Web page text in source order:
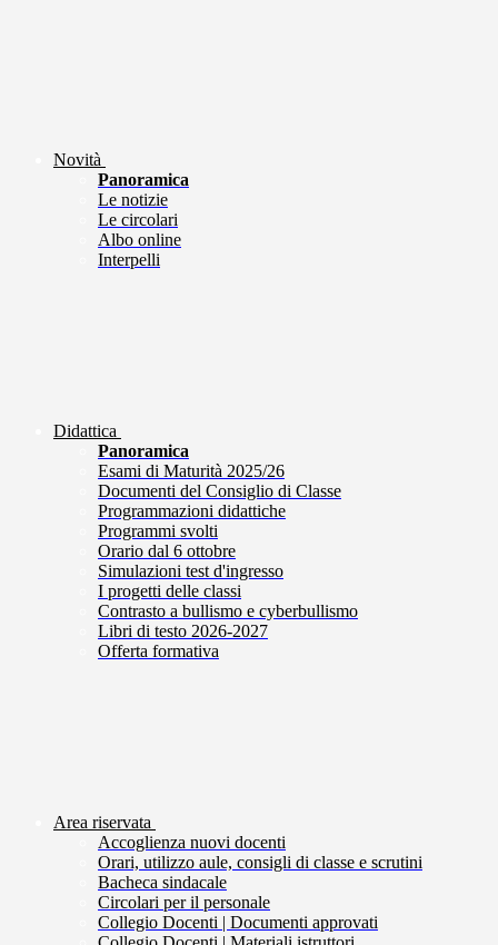
Novità
Panoramica
Le notizie
Le circolari
Albo online
Interpelli
Didattica
Panoramica
Esami di Maturità 2025/26
Documenti del Consiglio di Classe
Programmazioni didattiche
Programmi svolti
Orario dal 6 ottobre
Simulazioni test d'ingresso
I progetti delle classi
Contrasto a bullismo e cyberbullismo
Libri di testo 2026-2027
Offerta formativa
Area riservata
Accoglienza nuovi docenti
Orari, utilizzo aule, consigli di classe e scrutini
Bacheca sindacale
Circolari per il personale
Collegio Docenti | Documenti approvati